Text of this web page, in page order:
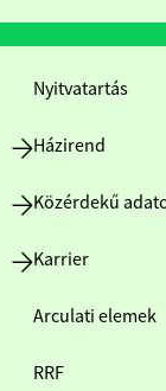
Nyitvatartás
Házirend
Közérdekű
Karrier
Arculati elemek
RRF